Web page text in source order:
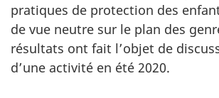
pratiques de protection des
de vue neutre sur le plan des
résultats ont fait l’objet de
d’une activité en été 2020.